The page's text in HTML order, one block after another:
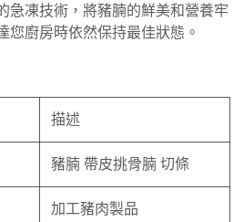
急凍技術，將豬腩的鮮美和營養牢
您廚房時依然保持最佳狀態。
描述
豬腩 帶皮挑骨腩 切條
加工豬肉製品